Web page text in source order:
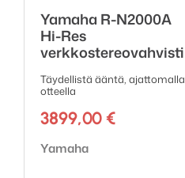
Yamaha R-N2000A
Hi-Res
Täydellistä ääntä, ajattomalla
otteella
3899,00 €
Tuotemerkki:
Yamaha